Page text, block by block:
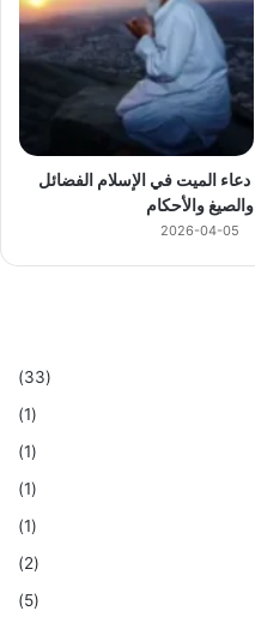
دعاء الميت في الإسلام الفضائل
والصيغ والأحكام
2026-04-05
(33)
(1)
(1)
(1)
(1)
(2)
(5)